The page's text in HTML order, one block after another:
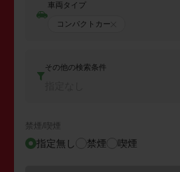
車両タイプ
コンパクトカー
その他の検索条件
禁煙/喫煙
指定無し 禁煙 喫煙